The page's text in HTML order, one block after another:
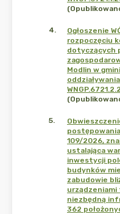
4.
Ogłoszenie
rozpoczęciu
dotyczących
Modlin w
5.
109/2026,
ustalająca
inwestycji
budynków
zabudowie
urządzeniami
niezbędną
362